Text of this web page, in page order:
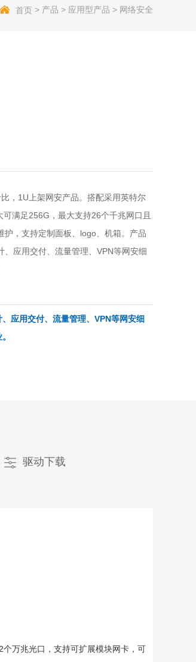
首页 > 产品 > 应用型产品 > 网络安全
，1U上架网安产品。搭配采用英特尔
满足256G，最大支持26个千兆网口且
，支持定制面板、logo、机箱。产品
应用交付、流量管理、VPN等网安细
应用交付、流量管理、VPN等网安细
驱动下载
万兆光口，支持可扩展模块网卡，可